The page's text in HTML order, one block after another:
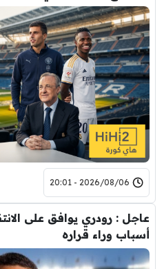
2026/08/06 - 20:01
أسباب وراء قراره